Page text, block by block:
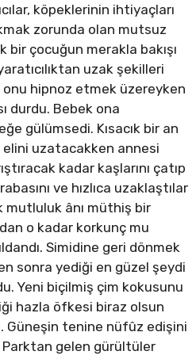
köpeklerinin ihtiyaçları
zorunda olan mutsuz
bir çocuğun merakla bakışı
uzak şekilleri
hipnoz etmek üzereyken
durdu. Bebek ona
gülümsedi. Kısacık bir an
uzatacakken annesi
kadar kaşlarını çatıp
ve hızlıca uzaklaştılar
mutluluk ânı müthiş bir
o kadar korkunç mu
Simidine geri dönmek
sonra yediği en güzel şeydi
Yeni biçilmiş çim kokusunu
hazla öfkesi biraz olsun
Güneşin tenine nüfûz edişini
Parktan gelen gürültüler